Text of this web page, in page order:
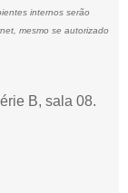
internos serão
mesmo se autorizado
B, sala 08.